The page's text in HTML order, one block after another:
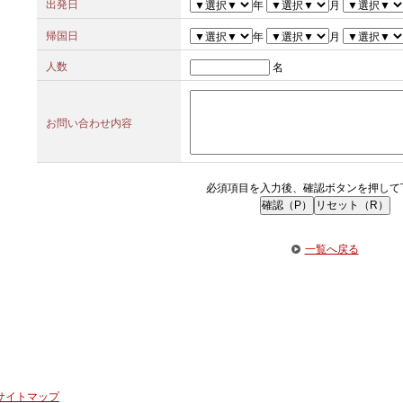
出発日 年 月
帰国日 年 月
人数 名
お問い合わせ内容
必須項目を入力後、確認ボタンを押して
一覧へ戻る
イトマップ